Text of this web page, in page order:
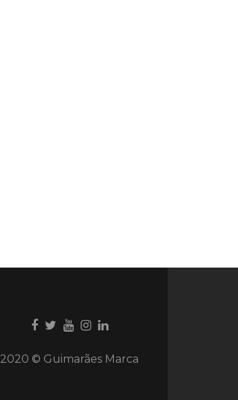
Ligação
Facebook
Ligação
Twitter
Youtube
Ligação
Instagram
Ligação
Instagram
2020 © Guimarães Marca